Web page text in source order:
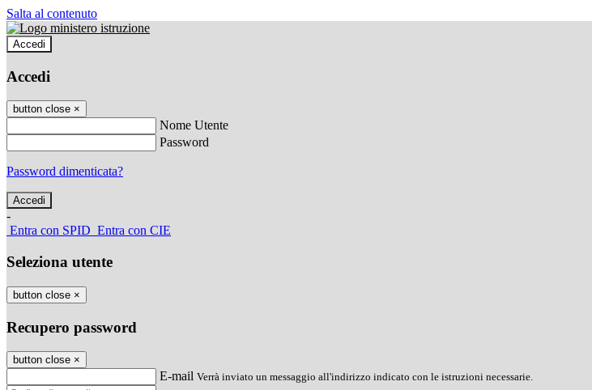
Salta al contenuto
Accedi
Accedi
button close ×
Nome Utente
Password
Password dimenticata?
-
Entra con SPID Entra con CIE
Seleziona utente
button close ×
Recupero password
button close ×
E-mail Verrà inviato un messaggio all'indirizzo indicato con le istruzioni necessarie.